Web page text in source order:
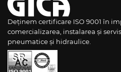
Deținem certificare ISO 9001 în
comercializarea, instalarea și
pneumatice și hidraulice.